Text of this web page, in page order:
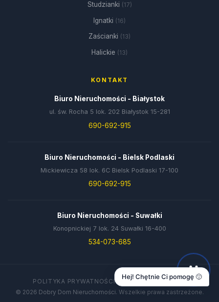
Studzianki (17)
Ignatki (16)
Zaścianki (13)
Halickie (13)
KONTAKT
Biuro Nieruchomości - Białystok
ul. św. Rocha 5 lok. 202 Białystok 15-281
690-692-915
Biuro Nieruchomości - Bielsk Podlaski
Mickiewicza 58 lok. 6C Bielsk Podlaski 17-100
690-692-915
Biuro Nieruchomości - Suwałki
Konopnickiej 7 lok. 24 Suwałki 16-400
534-073-685
POLITYKA PRYWATNOŚCIDANE FIRMYKONTAKT
© 2026 Dobry Dom Nieruchomości. Wszelkie prawa zastrzeżone.
Hej! Chętnie Ci pomogę 🙂